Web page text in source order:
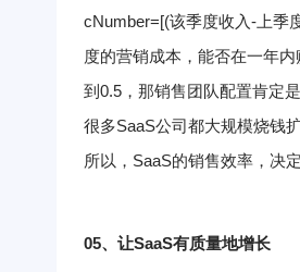
cNumber=[(该季度收入-上季
度的营销成本，能否在一年内
到0.5，那销售团队配置肯定
很多SaaS公司都大规模烧钱
所以，SaaS的销售效率，决
05、 让SaaS有质量地增长